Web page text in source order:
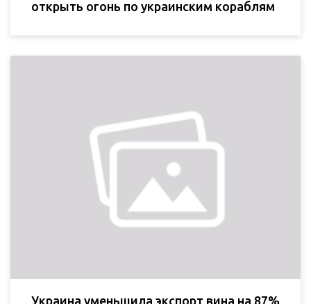
открыть огонь по украинским кораблям
Украина уменьшила экспорт вина на 87%